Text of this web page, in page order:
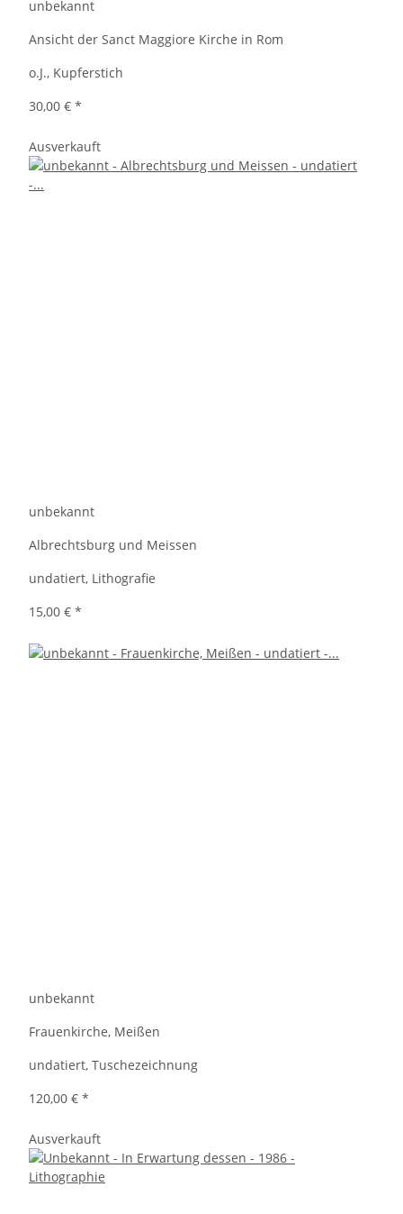
unbekannt
Ansicht der Sanct Maggiore Kirche in Rom
o.J., Kupferstich
30,00 € *
Ausverkauft
unbekannt
Albrechtsburg und Meissen
undatiert, Lithografie
15,00 € *
unbekannt
Frauenkirche, Meißen
undatiert, Tuschezeichnung
120,00 € *
Ausverkauft